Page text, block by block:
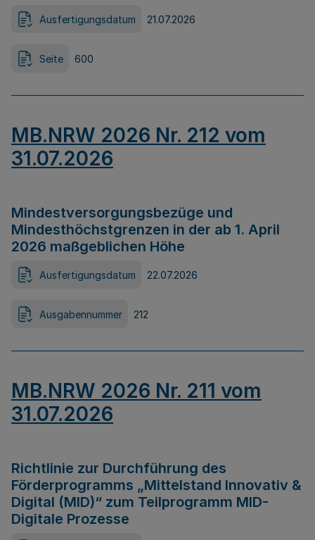
Ausfertigungsdatum 21.07.2026
Seite 600
MB.NRW 2026 Nr. 212 vom
31.07.2026
Mindestversorgungsbezüge und
Mindesthöchstgrenzen in der ab 1. April
2026 maßgeblichen Höhe
Ausfertigungsdatum 22.07.2026
Ausgabennummer 212
MB.NRW 2026 Nr. 211 vom
31.07.2026
Richtlinie zur Durchführung des
Förderprogramms „Mittelstand Innovativ &
Digital (MID)“ zum Teilprogramm MID-
Digitale Prozesse